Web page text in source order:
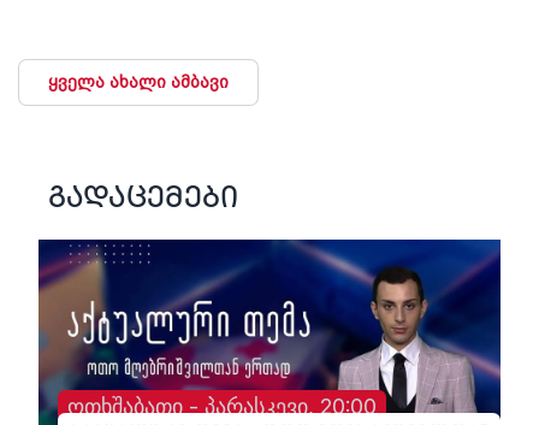
ყველა ახალი ამბავი
გადაცემები
ოთხშაბათი - პარასკევი, 20:00